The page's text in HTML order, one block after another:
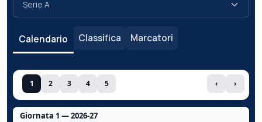
Calendario Classifica Marcatori
1 2 3 4 5 ‹ ›
Giornata 1 — 2026-27